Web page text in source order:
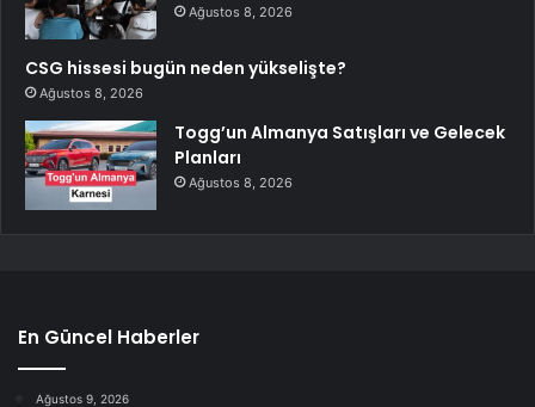
Ağustos 8, 2026
CSG hissesi bugün neden yükselişte?
Ağustos 8, 2026
Togg’un Almanya Satışları ve Gelecek
Planları
Ağustos 8, 2026
En Güncel Haberler
Ağustos 9, 2026